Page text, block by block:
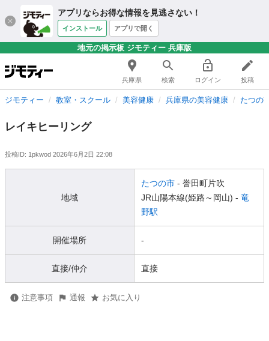
アプリならお得な情報を見逃さない！
インストール アプリで開く
地元の掲示板 ジモティー 兵庫版
兵庫県 検索 ログイン 投稿
ジモティー 教室・スクール 美容健康 兵庫県の美容健康 たつの
レイキヒーリング
投稿ID: 1pkwod 2026年6月2日 22:08
地域
たつの市 - 誉田町片吹
JR山陽本線(姫路～岡山) - 竜
野駅
開催場所 -
直接/仲介 直接
注意事項 通報 お気に入り